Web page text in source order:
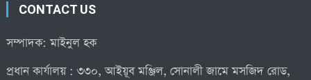
CONTACT US
সম্পাদক: মাইনুল হক
প্রধান কার্যালয় : ৩৩০, আইয়ূব মঞ্জিল, সোনালী জামে মসজিদ রোড,